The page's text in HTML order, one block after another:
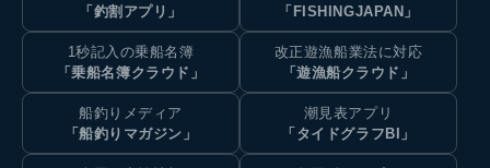
「釣割アプリ」
「FISHINGJAPAN」
1秒記入の乗船名簿
「乗船名簿クラウド」
改正遊漁船業法に対応
「遊漁船クラウド」
船釣りメディア
「船釣りマガジン」
潮見表アプリ
「タイドグラフBI」